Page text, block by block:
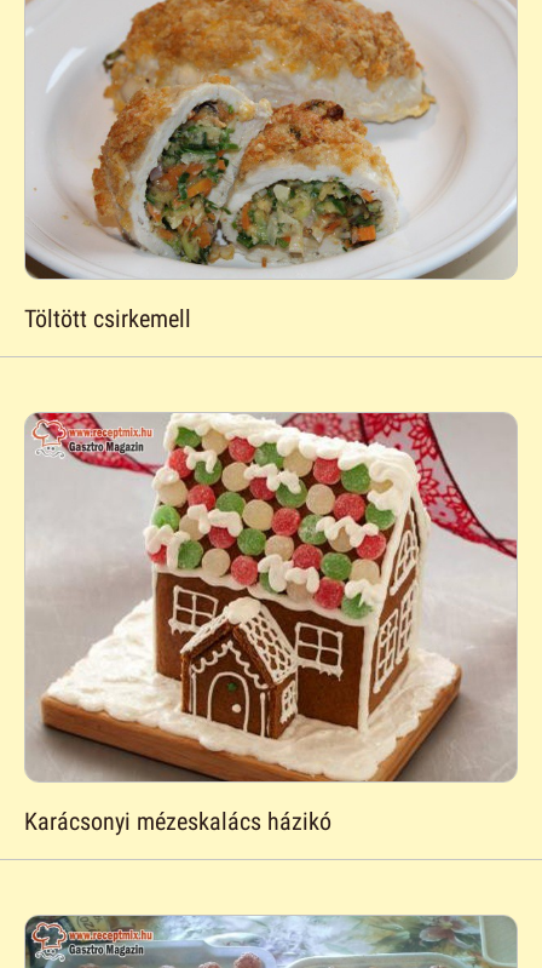
Töltött csirkemell
Karácsonyi mézeskalács házikó